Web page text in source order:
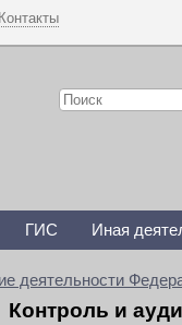
Контакты
ГИС Иная
деятельности
Контроль и